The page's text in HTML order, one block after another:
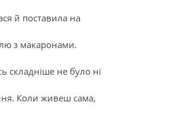
на квітень для знака – Стрілець
й поставила на
з макаронами.
складніше не було ні
Коли живеш сама,